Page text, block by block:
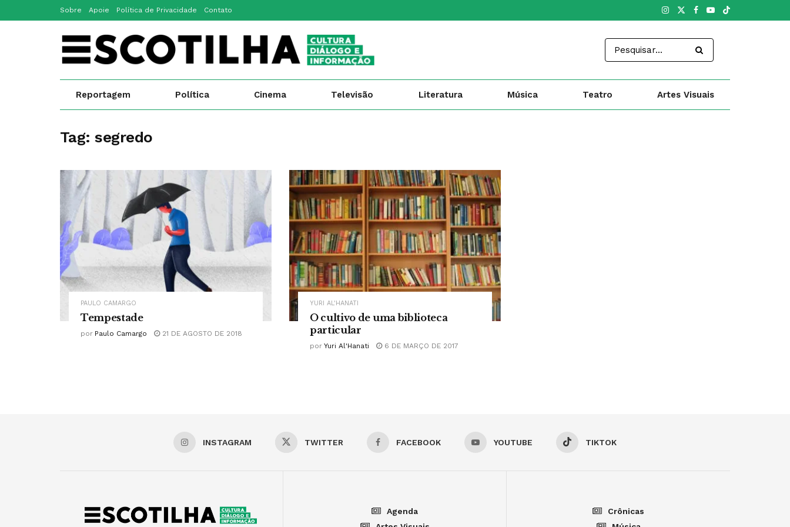
Sobre Apoie Política de Privacidade Contato
Reportagem Política Cinema Televisão Literatura Música Teatro Artes Visuais
Tag:segredo
PAULO CAMARGO
Tempestade
por Paulo Camargo 21 DE AGOSTO DE 2018
YURI AL'HANATI
O cultivo de uma biblioteca
particular
por Yuri Al'Hanati 6 DE MARÇO DE 2017
INSTAGRAM TWITTER FACEBOOK YOUTUBE TIKTOK
Agenda
Crônicas